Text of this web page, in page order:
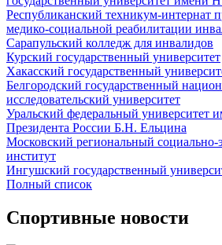
Республиканский техникум-интернат
медико-социальной реабилитации
Сарапульский колледж для инвалидов
Курский государственный университет
Хакасский государственный
Белгородский государственный
исследовательский университет
Уральский федеральный университет
Президента России Б.Н. Ельцина
Московский региональный социально-
институт
Ингушский государственный
Полный список
Спортивные новости